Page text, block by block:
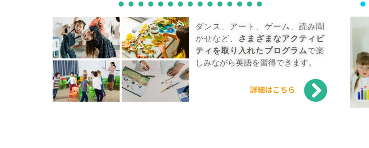
ダンス、アート、ゲーム、読み聞
かせなど、 さまざまなアクティビ
ティを取り入れたプログラムで楽
しみながら英語を習得できます。
詳細はこちら